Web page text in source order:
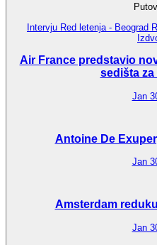
Intervju Red letenja - Beograd
Air France predstavio
sedišta za
Jan
Antoine De
Jan
Amsterdam
Jan